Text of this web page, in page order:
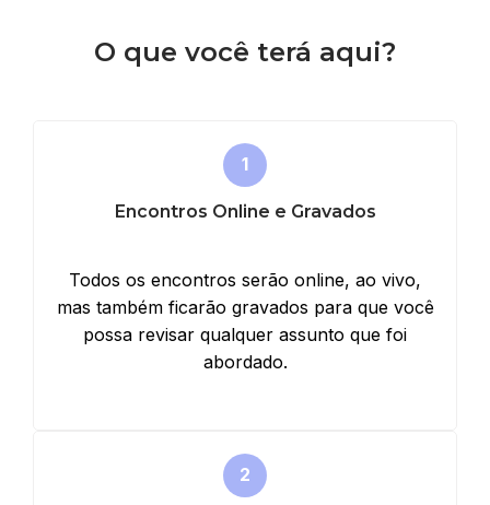
O que você terá aqui?
Encontros Online e Gravados
Todos os encontros serão online, ao vivo,
mas também ficarão gravados para que você
possa revisar qualquer assunto que foi
abordado.